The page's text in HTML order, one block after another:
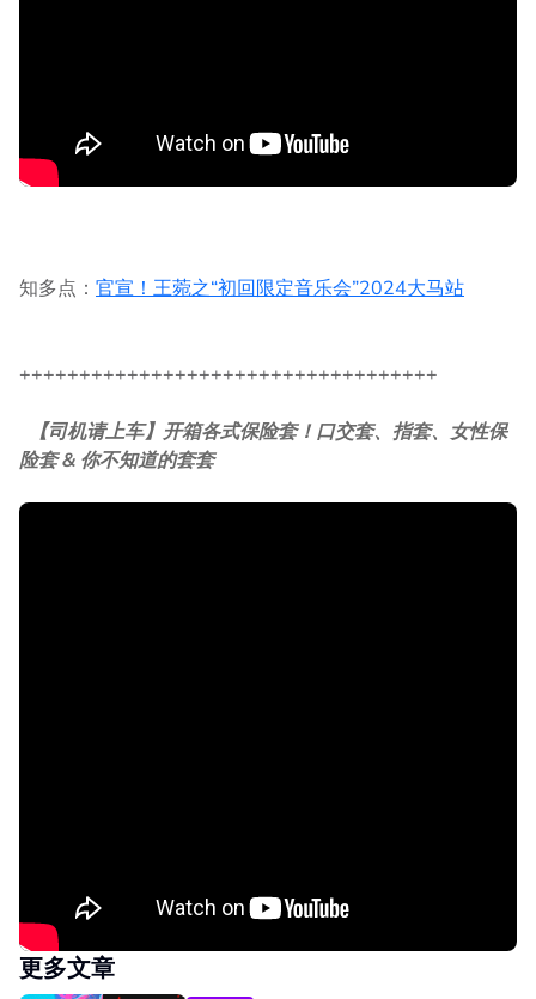
知多点： 官宣！王菀之“初回限定音乐会”2024大马站
+++++++++++++++++++++++++++++++++++
【司机请上车】开箱各式保险套！口交套、指套、女性保
险套 & 你不知道的套套
更多文章